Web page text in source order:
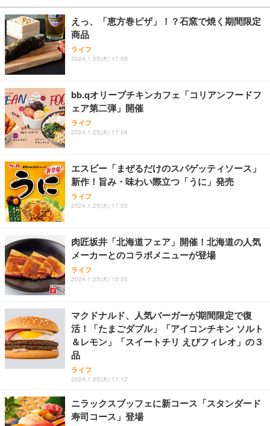
￥27,999
Sezlife オフィスチェア デスクチェア 疲れない テレ
ワーク チェア 強化バックレスト 30度ロッキング機
能 人間工学 椅子 腰サポート 90度跳ね上げ式アーム
務用 おしゃれ パソコンチェア (ブラック)
Sezlife オフィスチェア デスクチェア 疲れない テレ
ワーク チェア 強化バックレスト 30度ロッキング機
能 人間工学 椅子 腰サポート 90度跳ね上げ式アーム
務用 おしゃれ パソコンチェア (ホワイト)
ANDWINT オフィスチェア デスクチェア 肘なし メ
ッシュ 通気性 ランバーサポート付き 腰サポート ガ
ス圧無段階昇降 360度回転 キャスター付き コンパク
【純正品】27"ゲーミングモニター DualSense 充電
フック付き（CFI-ZDM1J）
【整備済み品】Dell E2724HS 27インチ 液晶モニタ
ー フルHD（1920×1080）VA 非光沢 HDMI/DisplayP
ort/VGA スピーカー内蔵 高さ調整 スイベル VESA対
【MiniLED/24.5inch/280Hz/FHD】GRAPHT THE S
HOOTER Gaming Monitor 24” Essential ゲーミン
グモニター QD 24.5インチ 1ms FHD 量子ドット 残
￥3,234
ネオ・ルーライフ ネオ・オムツ L 中型犬用 26枚入
り 単品
Smart Basic(スマートベーシック) 【Amazon.co.jp
限定】 Smart Basic アイリスオーヤマ ペットシーツ
超厚型 お徳用 ワイド 100枚入 (x 1) (ケース販売)
アイリスオーヤマ ペットシーツ 超厚型 お徳用 レギ
ュラー 200枚入【Amazon.co.jp限定】
えっ、「恵方巻ピザ」！？石窯で焼く期間限定
商品
ライフ
2024.1.25(木) 17:09
bb.qオリーブチキンカフェ「コリアンフードフ
ェア第二弾」開催
ライフ
2024.1.25(木) 17:04
エスビー「まぜるだけのスパゲッティソース」
新作！旨み・味わい際立つ「うに」発売
ライフ
2024.1.25(木) 17:03
肉匠坂井「北海道フェア」開催！北海道の人気
メーカーとのコラボメニューが登場
ライフ
2024.1.25(木) 12:35
マクドナルド、人気バーガーが期間限定で復
活！「たまごダブル」「アイコンチキン ソルト
＆レモン」「スイートチリ えびフィレオ」の３
品
ライフ
2024.1.25(木) 11:12
ニラックスブッフェに新コース「スタンダード
寿司コース」登場